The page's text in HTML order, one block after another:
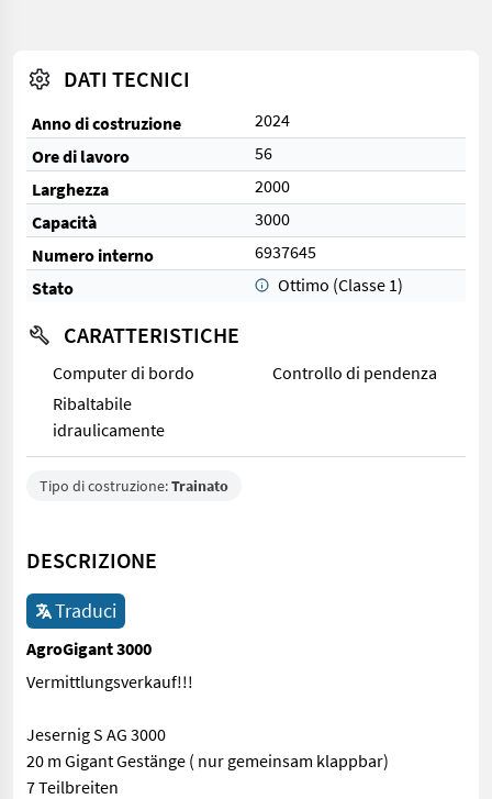
DATI TECNICI
Anno di costruzione
2024
Ore di lavoro
56
Larghezza
2000
Capacità
3000
Numero interno
6937645
Stato
Ottimo (Classe 1)
CARATTERISTICHE
Computer di bordo
Controllo di pendenza
Ribaltabile
idraulicamente
Tipo di costruzione:Trainato
DESCRIZIONE
Traduci
AgroGigant 3000
Vermittlungsverkauf!!!
Jesernig S AG 3000
20 m Gigant Gestänge ( nur gemeinsam klappbar)
7 Teilbreiten